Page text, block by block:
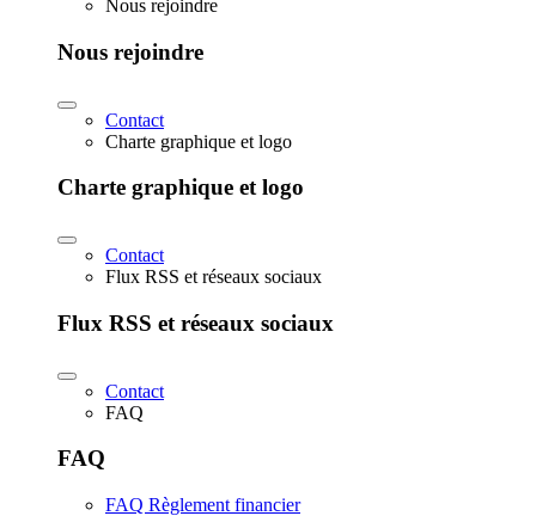
Nous rejoindre
Nous rejoindre
Contact
Charte graphique et logo
Charte graphique et logo
Contact
Flux RSS et réseaux sociaux
Flux RSS et réseaux sociaux
Contact
FAQ
FAQ
FAQ Règlement financier